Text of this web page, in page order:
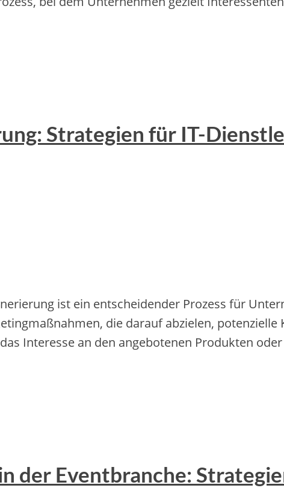
Strategien für IT-
ist ein entscheidender Prozess für
die darauf abzielen,
Interesse an den angebotenen Produkten
der Eventbranche: